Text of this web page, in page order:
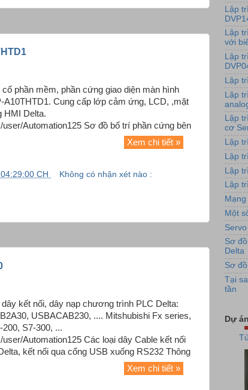
phần mềm, phần cứng giao diện màn hình
Cung cấp lớp cảm ứng, LCD, ,mặt
HMI Delta.
user/Automation125 Sơ đồ bố trí phần cứng bên
Xem chi tiết »
CH Không có nhận xét nào :
kết nối, dây nạp chương trình PLC Delta:
USBACAB230, .... Mitshubishi Fx series,
S7-300, ...
Automation125 Các loại dây Cable kết nối
kết nối qua cổng USB xuống RS232 Thông
Xem chi tiết »
Lập
Lập
với
Lập
Lập
Lập
Lập
cơ
Lập
Lập
Lập
Lập
Một
Sơ
Delta
Sơ
Tại
tần
Dự
Hình
Ứng